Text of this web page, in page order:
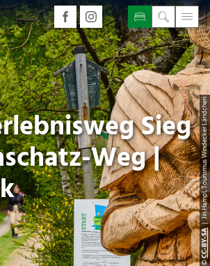
©
CC-BY-SA
| Jiri Hampl, Tourismus Windecker Ländchen
Sieg
Weg |